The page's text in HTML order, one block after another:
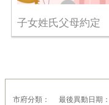
子女姓氏父母約定
市府分類： 最後異動日期：